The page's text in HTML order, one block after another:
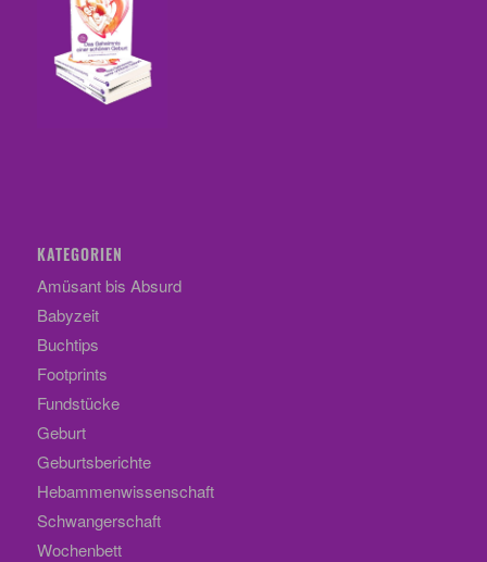
KATEGORIEN
Amüsant bis Absurd
Babyzeit
Buchtips
Footprints
Fundstücke
Geburt
Geburtsberichte
Hebammenwissenschaft
Schwangerschaft
Wochenbett